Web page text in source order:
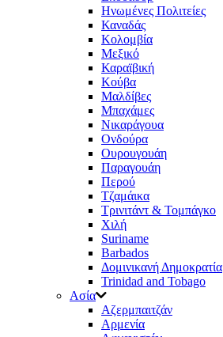
Ηνωμένες Πολιτείες
Καναδάς
Κολομβία
Μεξικό
Καραϊβική
Κούβα
Μαλδίβες
Μπαχάμες
Νικαράγουα
Ονδούρα
Ουρουγουάη
Παραγουάη
Περού
Τζαμάικα
Τρινιτάντ & Τομπάγκο
Χιλή
Suriname
Barbados
Δομινικανή Δημοκρατία
Trinidad and Tobago
Ασία
Aζερμπαιτζάν
Αρμενία